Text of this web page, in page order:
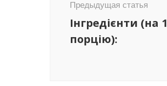
Предыдущая статья
Інгредієнти (на 1
порцію):